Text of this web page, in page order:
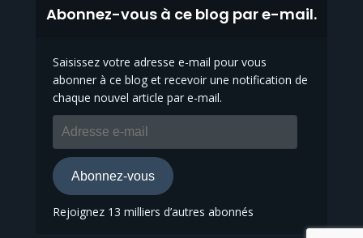
Abonnez-vous à ce blog par e-mail.
Saisissez votre adresse e-mail pour vous
abonner à ce blog et recevoir une notification de
chaque nouvel article par e-mail.
Adresse
e-
mail
Abonnez-vous
Rejoignez 13 milliers d’autres abonnés